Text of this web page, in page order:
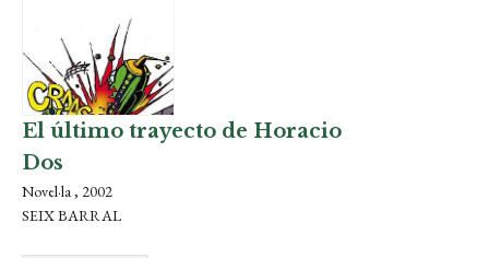
El último trayecto de Horacio
Dos
Novel·la , 2002
SEIX BARRAL